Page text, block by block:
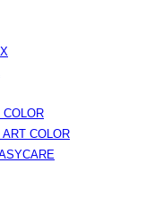
COLOR